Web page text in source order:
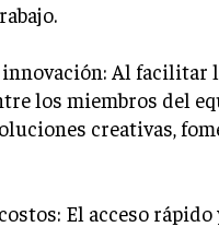
innovación: Al
los miembros del
creativas,
El acceso